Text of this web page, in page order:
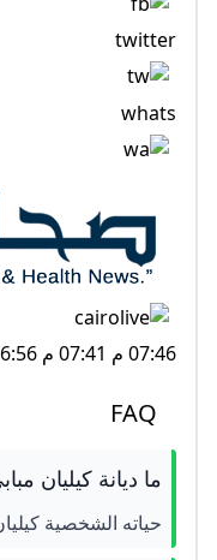
twitter
whats
07:46 م 07:41 م 06:56 م
FAQ
ما ديانة كيليان
حياته الشخصية